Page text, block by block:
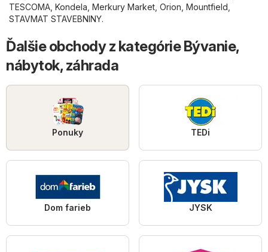
TESCOMA Kondela Merkury Market Orion Mountfield
STAVMAT STAVEBNINY.
Ďalšie obchody z kategórie Bývanie,
nábytok, záhrada
Ponuky TEDi
Dom farieb JYSK